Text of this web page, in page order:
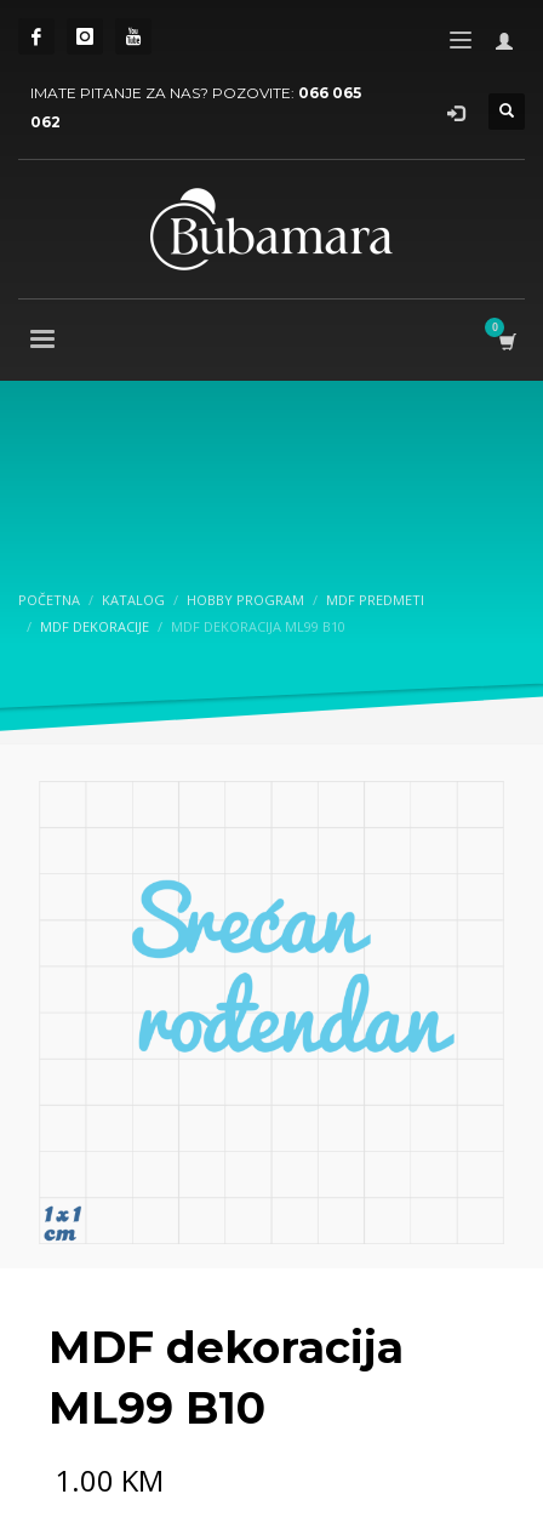
IMATE PITANJE ZA NAS? POZOVITE: 066 065
062
POČETNA KATALOG HOBBY PROGRAM
MDF PREDMETI
MDF DEKORACIJE
MDF DEKORACIJA ML99 B10
MDF dekoracija
ML99 B10
1.00 KM